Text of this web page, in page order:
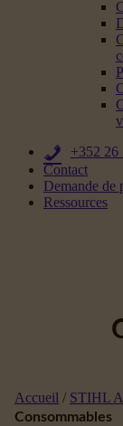
+352 26
Contact
Demande de
Ressources
Accueil / STIHL
Consommables